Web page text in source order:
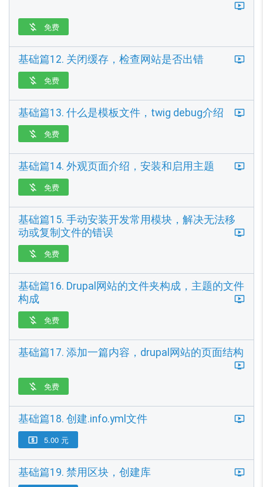
 免费
基础篇12. 关闭缓存，检查网站是否出错
 免费
基础篇13. 什么是模板文件，twig debug介绍
 免费
基础篇14. 外观页面介绍，安装和启用主题
 免费
基础篇15. 手动安装开发常用模块，解决无法移
动或复制文件的错误
 免费
基础篇16. Drupal网站的文件夹构成，主题的文件
构成
 免费
基础篇17. 添加一篇内容，drupal网站的页面结构
 免费
基础篇18. 创建.info.yml文件
 5.00 元
基础篇19. 禁用区块，创建库